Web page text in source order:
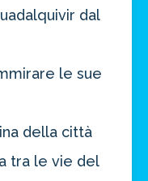
dal
le sue
della città
tra le vie del